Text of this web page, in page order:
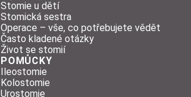
Stomie u dětí
Stomická sestra
Operace – vše, co potřebujete vědět
Často kladené otázky
Život se stomií
POMŮCKY
Ileostomie
Kolostomie
Urostomie